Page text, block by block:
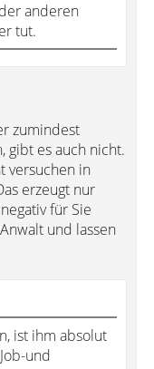
anderen
tut.
zumindest
gibt es auch nicht.
versuchen in
erzeugt nur
für Sie
und lassen
ist ihm absolut
und